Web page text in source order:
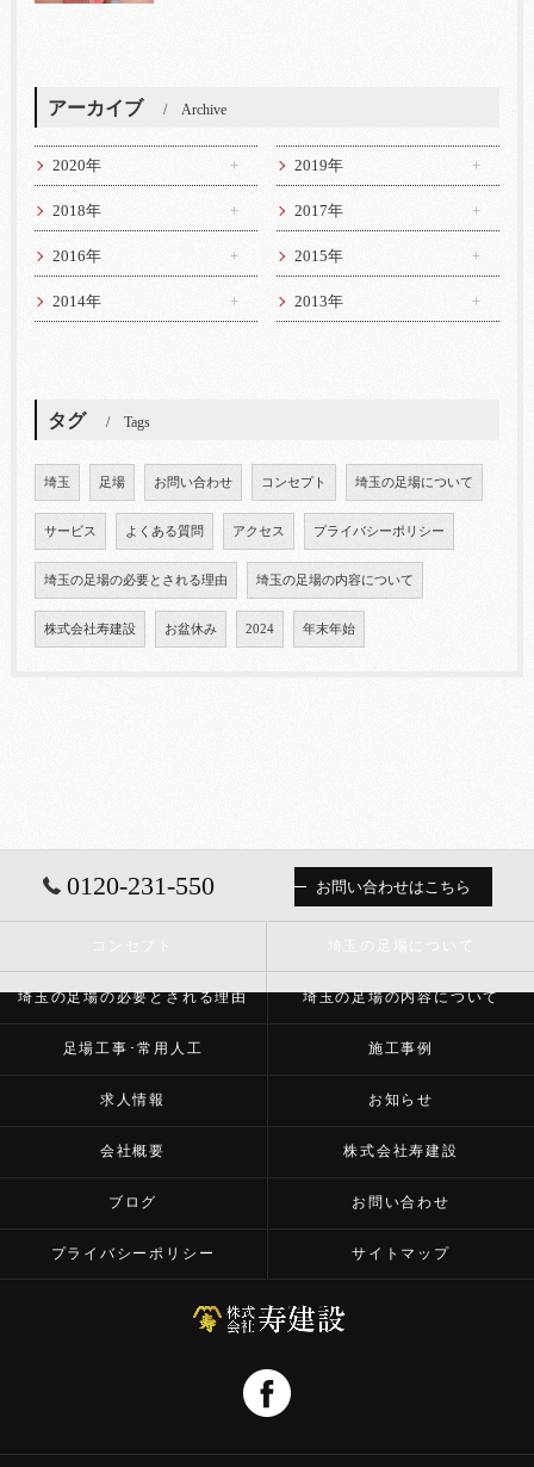
アーカイブ Archive
2020年 2019年
2018年 2017年
2016年 2015年
2014年 2013年
タグ Tags
埼玉 足場 お問い合わせ コンセプト 埼玉の足場について
サービス よくある質問 アクセス プライバシーポリシー
埼玉の足場の必要とされる理由 埼玉の足場の内容について
株式会社寿建設 お盆休み 2024 年末年始
0120-231-550 お問い合わせはこちら
埼玉の足場の必要とされる理由 埼玉の足場の内容について
足場工事･常用人工 施工事例
求人情報 お知らせ
会社概要 株式会社寿建設
ブログ お問い合わせ
プライバシーポリシー サイトマップ